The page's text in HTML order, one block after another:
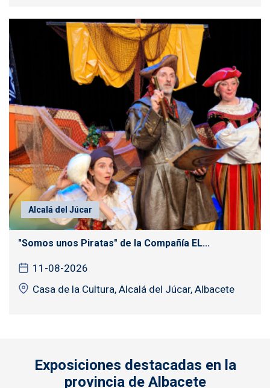
Alcalá del Júcar
"Somos unos Piratas" de la Compañía EL...
11-08-2026
Casa de la Cultura, Alcalá del Júcar, Albacete
Exposiciones destacadas en la
provincia de Albacete